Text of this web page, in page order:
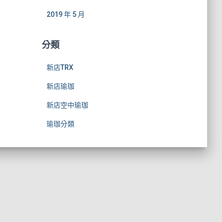
2019 年 5 月
分類
新店TRX
新店瑜珈
新店空中瑜珈
瑜珈分類